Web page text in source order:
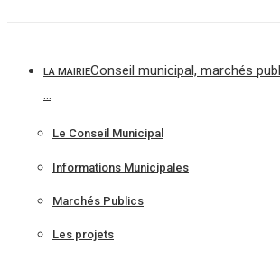
contenuLA MAIRIEConseil municipal, marchés
…
Le Conseil Municipal
Informations Municipales
Marchés Publics
Les projets